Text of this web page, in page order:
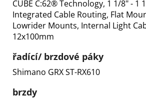
CUBE C:62® Technology, 1 1/8" - 1
Integrated Cable Routing, Flat
Lowrider Mounts, Internal Light
12x100mm
řadící/ brzdové páky
Shimano GRX ST-RX610
brzdy